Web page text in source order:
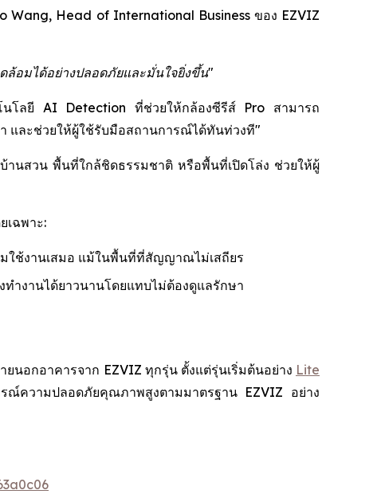
Wang, Head of International Business ของ EZVIZ
ล้อมได้อย่างปลอดภัยและมั่นใจยิ่งขึ้น"
โนโลยี AI Detection ที่ช่วยให้กล้องซีรีส์ Pro สามารถ
และช่วยให้ผู้ใช้รับมือสถานการณ์ได้ทันท่วงที"
านสวน พื้นที่ใกล้ชิดธรรมชาติ หรือพื้นที่เปิดโล่ง ช่วยให้ผู้
เฉพาะ:
มใช้งานเสมอ แม้ในพื้นที่ที่สัญญาณไม่เสถียร
ำงานได้ยาวนานโดยแทบไม่ต้องดูแลรักษา
นอกอาคารจาก EZVIZ ทุกรุ่น ตั้งแต่รุ่นเริ่มต้นอย่าง Lite
รณ์ความปลอดภัยคุณภาพสูงตามมาตรฐาน EZVIZ อย่าง